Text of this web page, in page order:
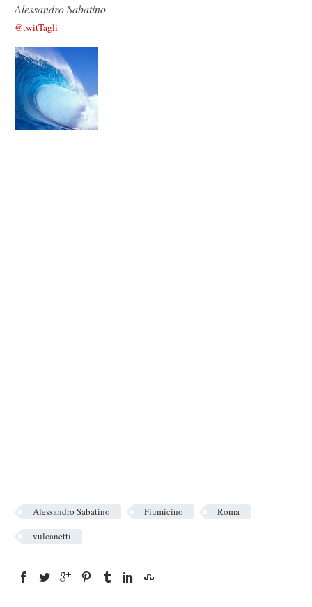
Alessandro Sabatino
@twitTagli
Alessandro Sabatino Fiumicino
Roma
vulcanetti